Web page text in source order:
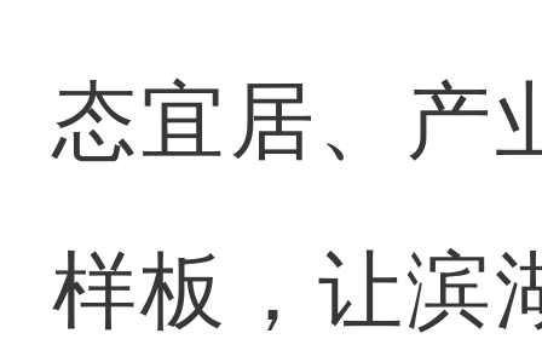
态宜居、产
样板，让滨